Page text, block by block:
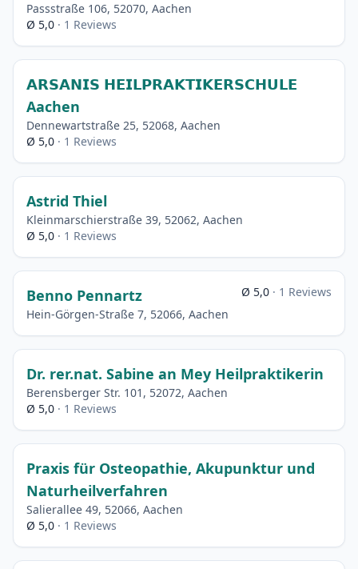
Passstraße 106, 52070, Aachen
Ø 5,0 · 1 Reviews
𝗔𝗥𝗦𝗔𝗡𝗜𝗦 𝗛𝗘𝗜𝗟𝗣𝗥𝗔𝗞𝗧𝗜𝗞𝗘𝗥𝗦𝗖𝗛𝗨𝗟𝗘
Aachen
Dennewartstraße 25, 52068, Aachen
Ø 5,0 · 1 Reviews
Astrid Thiel
Kleinmarschierstraße 39, 52062, Aachen
Ø 5,0 · 1 Reviews
Benno Pennartz
Hein-Görgen-Straße 7, 52066, Aachen
Ø 5,0 · 1 Reviews
Dr. rer.nat. Sabine an Mey Heilpraktikerin
Berensberger Str. 101, 52072, Aachen
Ø 5,0 · 1 Reviews
Praxis für Osteopathie, Akupunktur und
Naturheilverfahren
Salierallee 49, 52066, Aachen
Ø 5,0 · 1 Reviews